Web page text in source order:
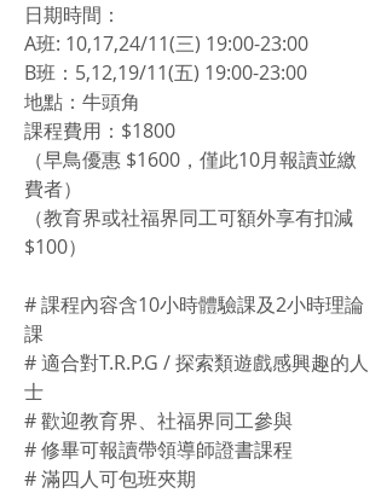
日期時間：
A班: 10,17,24/11(三) 19:00-23:00
B班：5,12,19/11(五) 19:00-23:00
地點：牛頭角
課程費用：$1800
（早鳥優惠 $1600，僅此10月報讀並繳
費者）
（教育界或社福界同工可額外享有扣減
$100）
# 課程內容含10小時體驗課及2小時理論
課
# 適合對T.R.P.G / 探索類遊戲感興趣的人
士
# 歡迎教育界、社福界同工參與
# 修畢可報讀帶領導師證書課程
# 滿四人可包班夾期